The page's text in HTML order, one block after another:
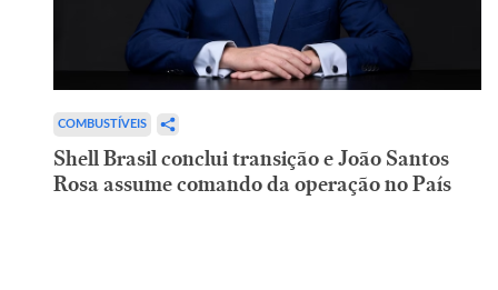
COMBUSTÍVEIS
Shell Brasil conclui transição e João Santos
Rosa assume comando da operação no País